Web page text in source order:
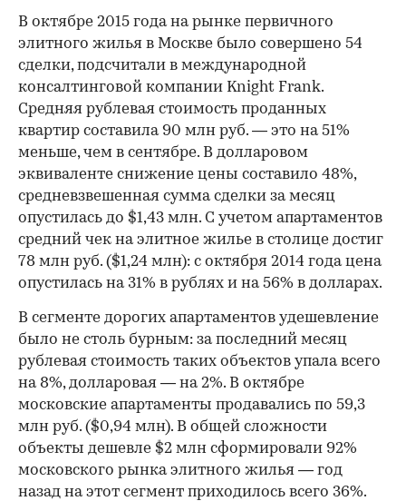
В октябре 2015 года на рынке первичного
элитного жилья в Москве было совершено 54
сделки, подсчитали в международной
консалтинговой компании Knight Frank.
Средняя рублевая стоимость проданных
квартир составила 90 млн руб. — это на 51%
меньше, чем в сентябре. В долларовом
эквиваленте снижение цены составило 48%,
средневзвешенная сумма сделки за месяц
опустилась до $1,43 млн. С учетом апартаментов
средний чек на элитное жилье в столице достиг
78 млн руб. ($1,24 млн): с октября 2014 года цена
опустилась на 31% в рублях и на 56% в долларах.
В сегменте дорогих апартаментов удешевление
было не столь бурным: за последний месяц
рублевая стоимость таких объектов упала всего
на 8%, долларовая — на 2%. В октябре
московские апартаменты продавались по 59,3
млн руб. ($0,94 млн). В общей сложности
объекты дешевле $2 млн сформировали 92%
московского рынка элитного жилья — год
назад на этот сегмент приходилось всего 36%.